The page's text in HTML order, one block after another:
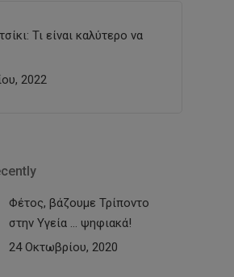
Τι είναι καλύτερο να
2022
Φέτος, βάζουμε Τρίποντο
στην Υγεία … ψηφιακά!
24 Οκτωβρίου, 2020